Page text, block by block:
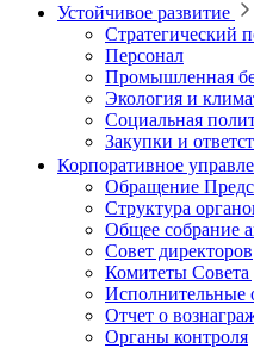
Устойчивое развитие
Стратегический
Персонал
Промышленная
Экология и
Социальная
Закупки и
Корпоративное
Обращение
Структура
Общее собрание
Совет директоров
Комитеты Совета
Исполнительные
Отчет о
Органы контроля